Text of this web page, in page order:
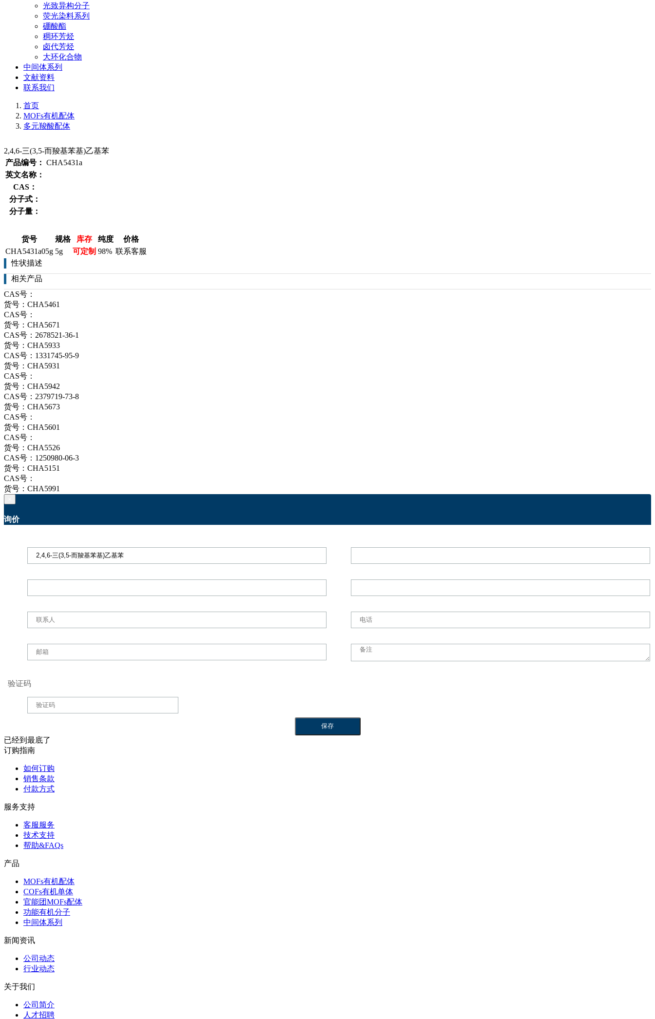
光致异构分子
荧光染料系列
硼酸酯
稠环芳烃
卤代芳烃
大环化合物
中间体系列
文献资料
联系我们
首页
MOFs有机配体
多元羧酸配体
2,4,6-三(3,5-而羧基苯基)乙基苯
产品编号： CHA5431a
英文名称：
CAS：
分子式：
分子量：
货号 规格 库存 纯度
价格
CHA5431a05g 5g 可定制 98% 联系客服
性状描述
相关产品
CAS号：
货号：CHA5461
CAS号：
货号：CHA5671
CAS号：2678521-36-1
货号：CHA5933
CAS号：1331745-95-9
货号：CHA5931
CAS号：
货号：CHA5942
CAS号：2379719-73-8
货号：CHA5673
CAS号：
货号：CHA5601
CAS号：
货号：CHA5526
CAS号：1250980-06-3
货号：CHA5151
CAS号：
货号：CHA5991
询价
验证码
已经到最底了
订购指南
如何订购
销售条款
付款方式
服务支持
客服服务
技术支持
帮助&FAQs
产品
MOFs有机配体
COFs有机单体
官能团MOFs配体
功能有机分子
中间体系列
新闻资讯
公司动态
行业动态
关于我们
公司简介
人才招聘